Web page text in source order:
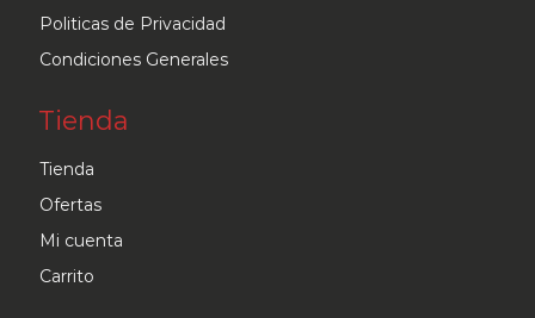
Politicas de Privacidad
Condiciones Generales
Tienda
Tienda
Ofertas
Mi cuenta
Carrito